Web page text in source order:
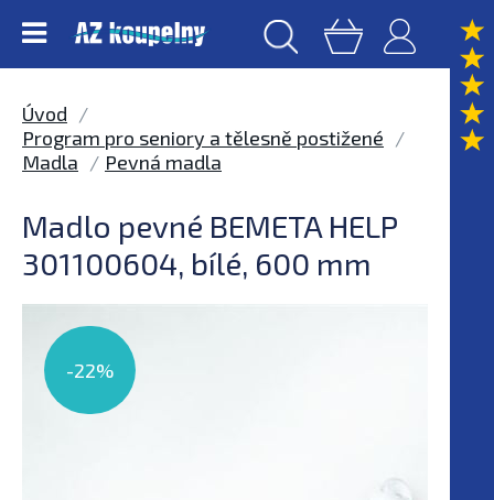
Úvod
Program pro seniory a tělesně postižené
Madla
Pevná madla
Madlo pevné BEMETA HELP
301100604, bílé, 600 mm
-22%